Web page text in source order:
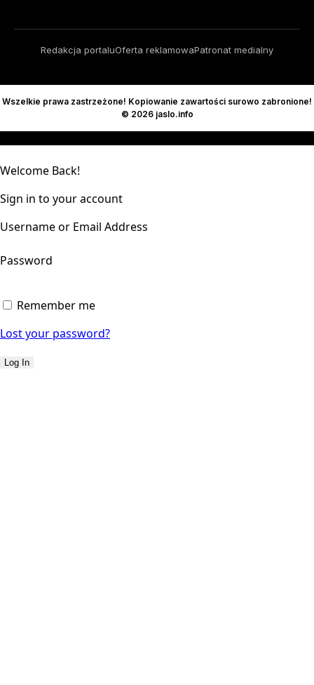
Redakcja portaluOferta reklamowaPatronat medialny
Wszelkie prawa zastrzeżone! Kopiowanie zawartości surowo zabronione!
© 2026 jaslo.info
Welcome Back!
Sign in to your account
Username or Email Address
Password
Remember me
Lost your password?